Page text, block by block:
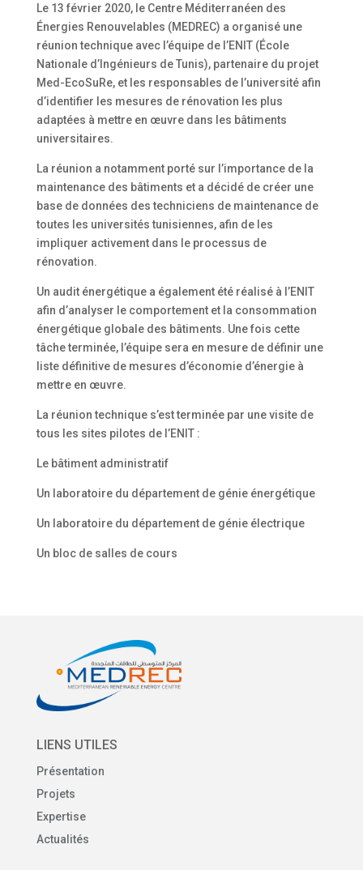
Le 13 février 2020, le Centre Méditerranéen des
Énergies Renouvelables (MEDREC) a organisé une
réunion technique avec l’équipe de l’ENIT (École
Nationale d’Ingénieurs de Tunis), partenaire du projet
Med-EcoSuRe, et les responsables de l’université afin
d’identifier les mesures de rénovation les plus
adaptées à mettre en œuvre dans les bâtiments
universitaires.
La réunion a notamment porté sur l’importance de la
maintenance des bâtiments et a décidé de créer une
base de données des techniciens de maintenance de
toutes les universités tunisiennes, afin de les
impliquer activement dans le processus de
rénovation.
Un audit énergétique a également été réalisé à l’ENIT
afin d’analyser le comportement et la consommation
énergétique globale des bâtiments. Une fois cette
tâche terminée, l’équipe sera en mesure de définir une
liste définitive de mesures d’économie d’énergie à
mettre en œuvre.
La réunion technique s’est terminée par une visite de
tous les sites pilotes de l’ENIT :
Le bâtiment administratif
Un laboratoire du département de génie énergétique
Un laboratoire du département de génie électrique
Un bloc de salles de cours
LIENS UTILES
Présentation
Projets
Expertise
Actualités